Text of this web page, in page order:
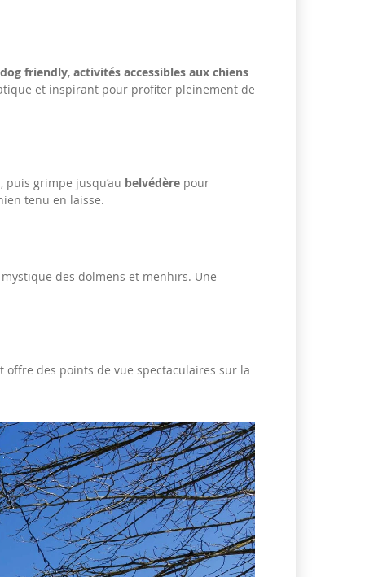
friendly, activités accessibles aux chiens
et inspirant pour profiter pleinement de
, puis grimpe jusqu’au belvédère pour
tenu en laisse.
des dolmens et menhirs. Une
offre des points de vue spectaculaires sur la